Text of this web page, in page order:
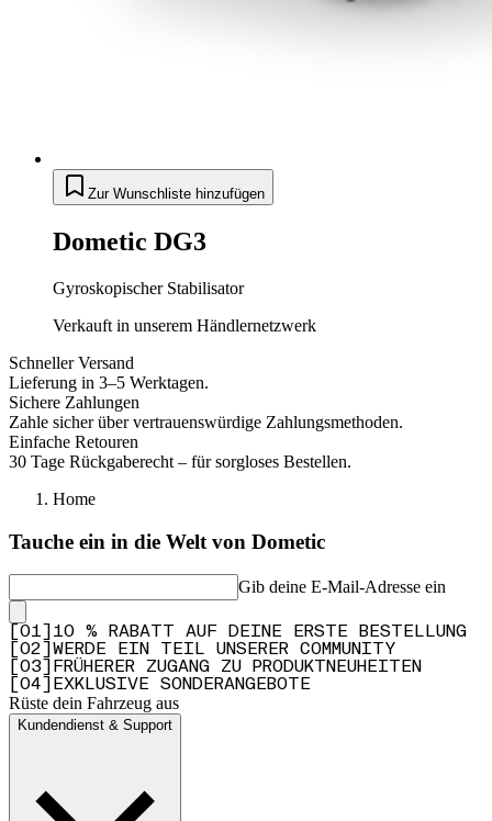
Zur Wunschliste hinzufügen
Dometic DG3
Gyroskopischer Stabilisator
Verkauft in unserem Händlernetzwerk
Schneller Versand
Lieferung in 3–5 Werktagen.
Sichere Zahlungen
Zahle sicher über vertrauenswürdige Zahlungsmethoden.
Einfache Retouren
30 Tage Rückgaberecht – für sorgloses Bestellen.
Home
Tauche ein in die Welt von Dometic
Gib deine E-Mail-Adresse ein
01
10 % RABATT AUF DEINE ERSTE BESTELLUNG
02
WERDE EIN TEIL UNSERER COMMUNITY
03
FRÜHERER ZUGANG ZU PRODUKTNEUHEITEN
04 EXKLUSIVE SONDERANGEBOTE
Rüste dein Fahrzeug aus
Kundendienst & Support